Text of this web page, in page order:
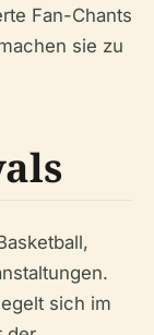
Fan-Chants
sie zu
sich im